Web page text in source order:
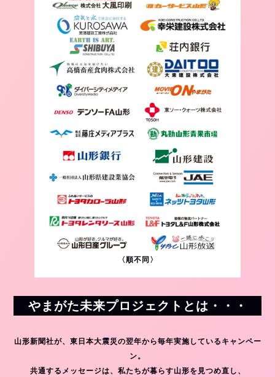
〈順不同〉
やまがた未来プロジェクトとは・・・
山形新聞社が、東日本大震災の翌年から毎年実施しているキャンペー
ン。
共通するメッセージは、私たちが暮らす山形を見つめ直し、